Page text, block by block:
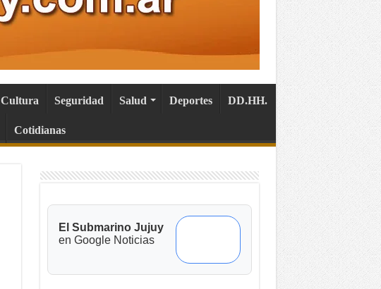
Cultura Seguridad Salud Deportes DD.HH.
Cotidianas
El Submarino Jujuy
en Google Noticias